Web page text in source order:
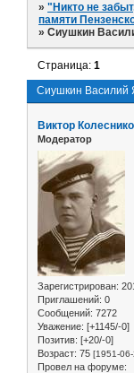
»"Никто не
памяти
»Сиушкин
Сиушкин Василий
Страница:1
Виктор
Модератор
Зарегистрирован:
Приглашений: 0
Сообщений: 7272
Уважение: [+1145/-0]
Позитив: [+20/-0]
Возраст: 75 [1951-
Провел на форуме: